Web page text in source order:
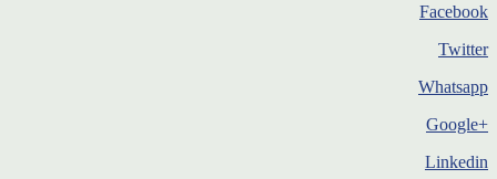
Facebook
Twitter
Whatsapp
+Google
Linkedin